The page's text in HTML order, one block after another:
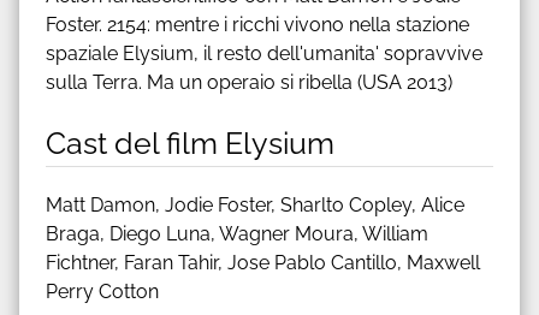
Foster. 2154: mentre i ricchi vivono nella stazione
spaziale Elysium, il resto dell'umanita' sopravvive
sulla Terra. Ma un operaio si ribella (USA 2013)
Cast del film Elysium
Matt Damon, Jodie Foster, Sharlto Copley, Alice
Braga, Diego Luna, Wagner Moura, William
Fichtner, Faran Tahir, Jose Pablo Cantillo, Maxwell
Perry Cotton